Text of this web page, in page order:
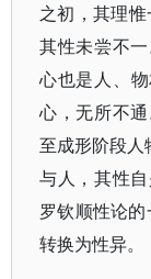
之初，其理惟
其性未尝不
心也是人、
心，无所不
至成形阶段人
与人，其性
罗钦顺性论
转换为性异。